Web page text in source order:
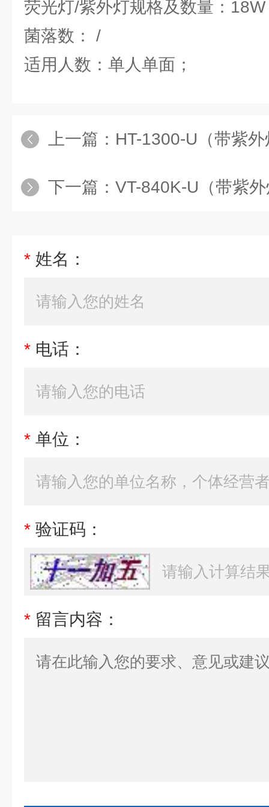
荧光灯/紫外灯规格及数量：
菌落数： /
适用人数：单人单面；
上一篇： HT-1300-U（带紫外灯）（双人单面、水
下一篇： VT-840K-U（带紫外灯）（单人单面、垂
* 姓名：
* 电话：
* 单位：
* 验证码：
* 留言内容：